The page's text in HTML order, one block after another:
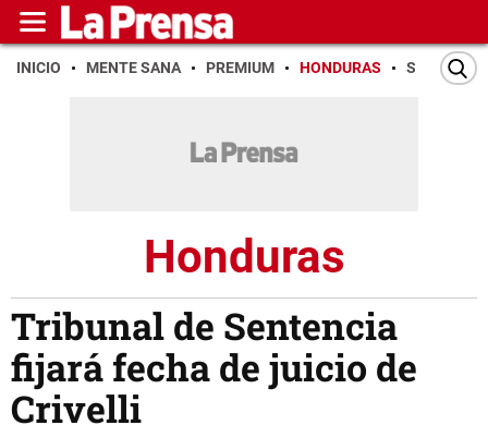
INICIO MENTE SANA PREMIUM HONDURAS SAN PEDRO
Honduras
Tribunal de Sentencia
fijará fecha de juicio de
Crivelli